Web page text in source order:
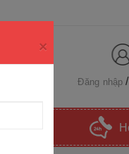
Đăng nhập
×